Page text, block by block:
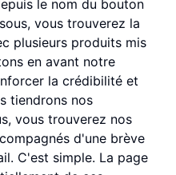
le nom du bouton
vous trouverez la
plusieurs produits mis
en avant notre
la crédibilité et
tiendrons nos
vous trouverez nos
d'une brève
C'est simple. La page